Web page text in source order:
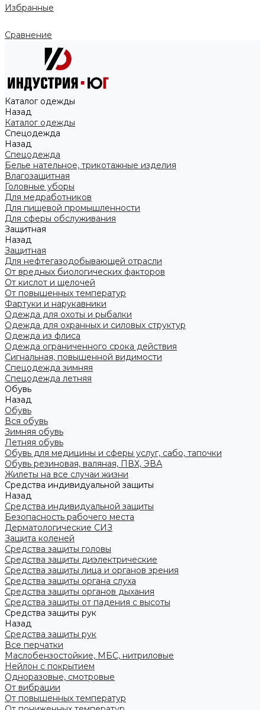
Избранные
Сравнение
Каталог одежды
Назад
Каталог одежды
Спецодежда
Назад
Спецодежда
Белье нательное, трикотажные изделия
Влагозащитная
Головные уборы
Для медработников
Для пищевой промышленности
Для сферы обслуживания
Защитная
Назад
Защитная
Для нефтегазодобывающей отрасли
От вредных биологических факторов
От кислот и щелочей
От повышенных температур
Фартуки и нарукавники
Одежда для охоты и рыбалки
Одежда для охранных и силовых структур
Одежда из флиса
Одежда ограниченного срока действия
Сигнальная, повышенной видимости
Спецодежда зимняя
Спецодежда летняя
Обувь
Назад
Обувь
Вся обувь
Зимняя обувь
Летняя обувь
Обувь для медицины и сферы услуг, сабо, тапочки
Обувь резиновая, валяная, ПВХ, ЭВА
Жилеты на все случаи жизни
Средства индивидуальной защиты
Назад
Средства индивидуальной защиты
Безопасность рабочего места
Дерматологические СИЗ
Защита коленей
Средства защиты головы
Средства защиты диэлектрические
Средства защиты лица и органов зрения
Средства защиты органа слуха
Средства защиты органов дыхания
Средства защиты от падения с высоты
Средства защиты рук
Назад
Средства защиты рук
Все перчатки
Маслобензостойкие, МБС, нитриловые
Нейлон с покрытием
Одноразовые, смотровые
От вибрации
От повышенных температур